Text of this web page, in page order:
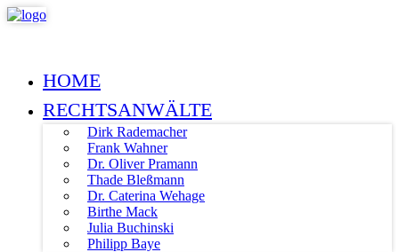
HOME
RECHTSANWÄLTE
Dirk Rademacher
Frank Wahner
Dr. Oliver Pramann
Thade Bleßmann
Dr. Caterina Wehage
Birthe Mack
Julia Buchinski
Philipp Baye